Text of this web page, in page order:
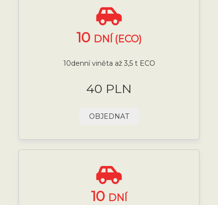
10 DNÍ (ECO)
10denní viněta až 3,5 t ECO
40 PLN
OBJEDNAT
10 DNÍ